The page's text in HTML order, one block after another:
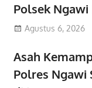
Polsek Ngawi
Agustus 6, 2026
Asah
Polres Ngawi